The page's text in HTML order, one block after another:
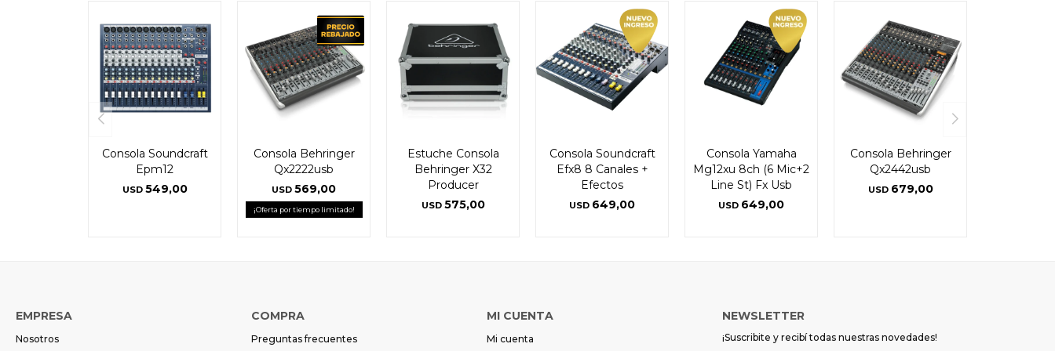
Consola Soundcraft
Epm12
USD 549,00
Consola Behringer
Qx2222usb
USD 569,00
¡Oferta por tiempo limitado!
Estuche Consola
Behringer X32
Producer
USD 575,00
Consola Soundcraft
Efx8 8 Canales +
Efectos
USD 649,00
Consola Yamaha
Mg12xu 8ch (6 Mic+2
Line St) Fx Usb
USD 649,00
Consola Behringer
Qx2442usb
USD 679,00
EMPRESA
Nosotros
COMPRA
Preguntas frecuentes
MI CUENTA
Mi cuenta
NEWSLETTER
¡Suscribite y recibí todas nuestras novedades!